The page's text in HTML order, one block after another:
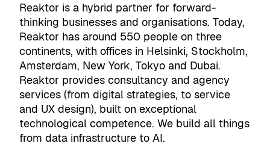
Reaktor is a hybrid partner for forward-
thinking businesses and organisations. Today,
Reaktor has around 550 people on three
continents, with offices in Helsinki, Stockholm,
Amsterdam, New York, Tokyo and Dubai.
Reaktor provides consultancy and agency
services (from digital strategies, to service
and UX design), built on exceptional
technological competence. We build all things
from data infrastructure to AI.